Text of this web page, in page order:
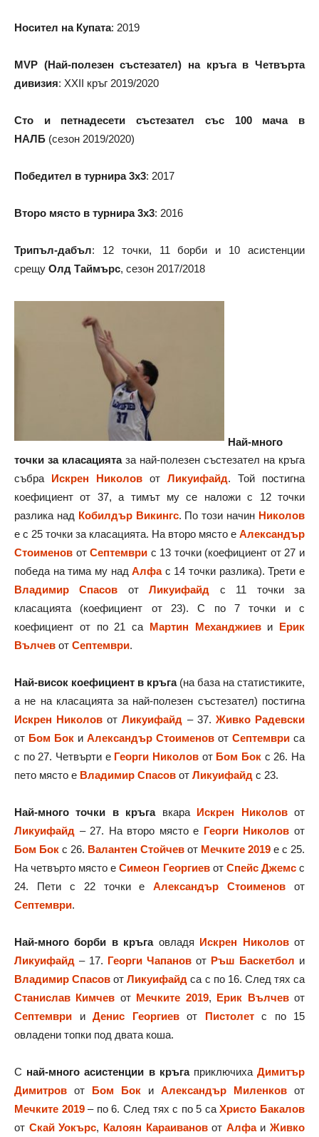
Носител на Купата: 2019
MVP (Най-полезен състезател) на кръга в Четвърта
дивизия: XXII кръг 2019/2020
Сто и петнадесети състезател със 100 мача в
НАЛБ (сезон 2019/2020)
Победител в турнира 3х3: 2017
Второ място в турнира 3х3: 2016
Трипъл-дабъл: 12 точки, 11 борби и 10 асистенции
срещу Олд Таймърс, сезон 2017/2018
Най-много
точки за класациятаза най-полезен състезател на кръга
събра Искрен Николов от Ликуифайд. Той постигна
коефициент от 37, а тимът му се наложи с 12 точки
разлика над Кобилдър Викингс. По този начин Николов
е с 25 точки за класацията. На второ място е Александър
Стоименов отСептември с 13 точки (коефициент от 27 и
победа на тима му надАлфас 14 точки разлика). Трети е
Владимир Спасов отЛикуифайд с 11 точки за
класацията (коефициент от 23). С по 7 точки и с
коефициент от по 21 са Мартин Механджиеви Ерик
Вълчев от Септември.
Най-висок коефициент в кръга(на база на статистиките,
а не на класацията за най-полезен състезател) постигна
Искрен Николов отЛикуифайд – 37. Живко Радевски
от Бом Бок и Александър Стоименов от Септември са
с по 27. Четвърти е Георги Николов от Бом Бок с 26. На
пето място е Владимир Спасов от Ликуифайд с 23.
Най-много точки в кръгавкара Искрен Николовот
Ликуифайд – 27. На второ място е Георги Николов от
Бом Бок с 26. Валантен Стойчев от Мечките 2019 е с 25.
На четвърто място еСимеон Георгиевот Спейс Джемсс
24. Пети с 22 точки еАлександър Стоименов от
Септември.
Най-много борби в кръгаовладя Искрен Николовот
Ликуифайд – 17. Георги Чапанов от Ръш Баскетбол и
Владимир Спасов отЛикуифайд са с по 16. След тях са
Станислав Кимчев от Мечките 2019, Ерик Вълчевот
Септември и Денис Георгиевот Пистолетс по 15
овладени топки под двата коша.
С най-много асистенции в кръгаприключихаДимитър
Димитров от Бом Бок и Александър Миленков от
Мечките 2019– по 6. След тях с по 5 саХристо Бакалов
от Скай Уокърс, Калоян Караивановот Алфаи Живко